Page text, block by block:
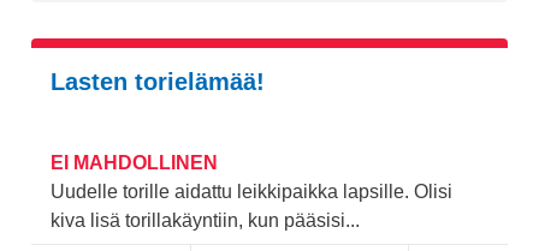
Lasten torielämää!
EI MAHDOLLINEN
Uudelle torille aidattu leikkipaikka lapsille. Olisi
kiva lisä torillakäyntiin, kun pääsisi...